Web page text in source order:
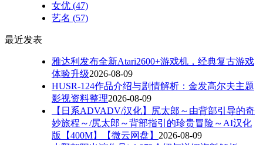
女优 (47)
艺名 (57)
最近发表
雅达利发布全新Atari2600+游戏机，经典复古游戏
体验升级2026-08-09
HUSR-124作品介绍与剧情解析：金发高尔夫主题
影视资料整理2026-08-09
【日系ADVADV/汉化】尻太郎～由背部引导的奇
妙旅程～/尻太郎～背部指引的珍贵冒险～AI汉化
版【400M】【微云网盘】 2026-08-09